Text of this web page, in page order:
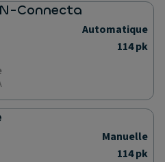
Connecta
Automatique
114 pk
Manuelle
114 pk